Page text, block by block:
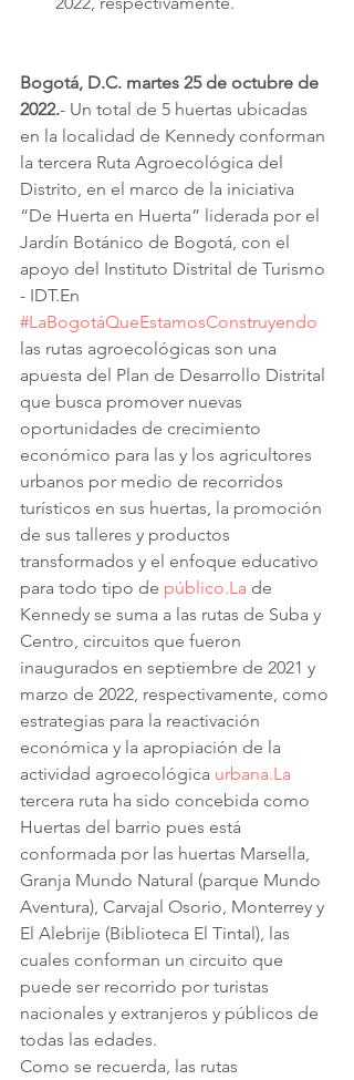
Bogotá, D.C. martes 25 de octubre de
2022.- Un total de 5 huertas ubicadas
en la localidad de Kennedy conforman
la tercera Ruta Agroecológica del
Distrito, en el marco de la iniciativa
“De Huerta en Huerta” liderada por el
Jardín Botánico de Bogotá, con el
apoyo del Instituto Distrital de Turismo
- IDT.En
#LaBogotáQueEstamosConstruyendo
las rutas agroecológicas son una
apuesta del Plan de Desarrollo Distrital
que busca promover nuevas
oportunidades de crecimiento
económico para las y los agricultores
urbanos por medio de recorridos
turísticos en sus huertas, la promoción
de sus talleres y productos
transformados y el enfoque educativo
para todo tipo de público.La de
Kennedy se suma a las rutas de Suba y
Centro, circuitos que fueron
inaugurados en septiembre de 2021 y
marzo de 2022, respectivamente, como
estrategias para la reactivación
económica y la apropiación de la
actividad agroecológica urbana.La
tercera ruta ha sido concebida como
Huertas del barrio pues está
conformada por las huertas Marsella,
Granja Mundo Natural (parque Mundo
Aventura), Carvajal Osorio, Monterrey y
El Alebrije (Biblioteca El Tintal), las
cuales conforman un circuito que
puede ser recorrido por turistas
nacionales y extranjeros y públicos de
todas las edades.
Como se recuerda, las rutas